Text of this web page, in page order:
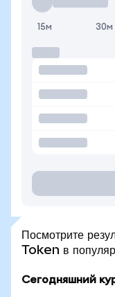
15м 30м
Посмотрите
Token в
Сегодняшний